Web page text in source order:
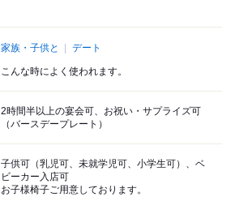
家族・子供と デート
こんな時によく使われます。
2時間半以上の宴会可、お祝い・サプライズ可
（バースデープレート）
子供可（乳児可、未就学児可、小学生可）、ベ
ビーカー入店可
お子様椅子ご用意しております。